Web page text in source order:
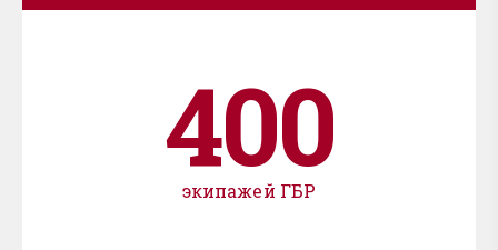
400
экипажей ГБР